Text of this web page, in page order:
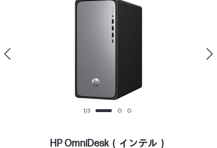
1/3
HP OmniDesk（インテル）